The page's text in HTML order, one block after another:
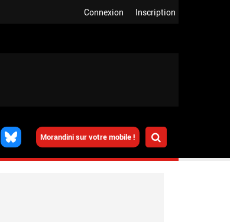
Inscription
Connexion
Morandini sur votre mobile !